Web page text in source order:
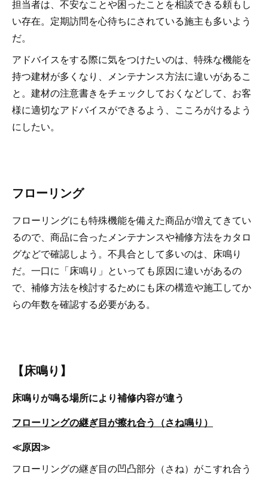
担当者は、不安なことや困ったことを相談できる頼もし
い存在。定期訪問を心待ちにされている施主も多いよう
だ。
アドバイスをする際に気をつけたいのは、特殊な機能を
持つ建材が多くなり、メンテナンス方法に違いがあるこ
と。建材の注意書きをチェックしておくなどして、お客
様に適切なアドバイスができるよう、こころがけるよう
にしたい。
フローリング
フローリングにも特殊機能を備えた商品が増えてきてい
るので、商品に合ったメンテナンスや補修方法をカタロ
グなどで確認しよう。不具合として多いのは、床鳴り
だ。一口に「床鳴り」といっても原因に違いがあるの
で、補修方法を検討するためにも床の構造や施工してか
らの年数を確認する必要がある。
【床鳴り】
床鳴りが鳴る場所により補修内容が違う
フローリングの継ぎ目が擦れ合う（さね鳴り）
≪原因≫
フローリングの継ぎ目の凹凸部分（さね）がこすれ合う